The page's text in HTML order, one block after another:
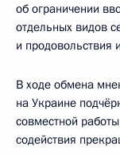
об ограничении
отдельных видов
и продовольствия
В ходе обмена
на Украине
совместной
содействия